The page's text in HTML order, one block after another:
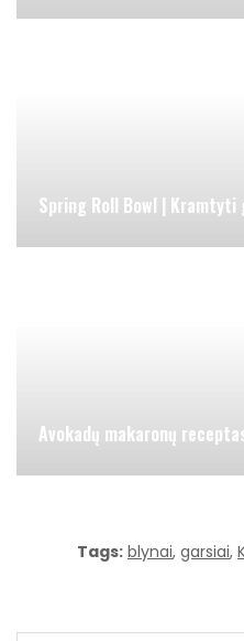
Spring Roll Bowl | Kramtyti
Avokadų makaronų
Tags: blynai, garsiai,